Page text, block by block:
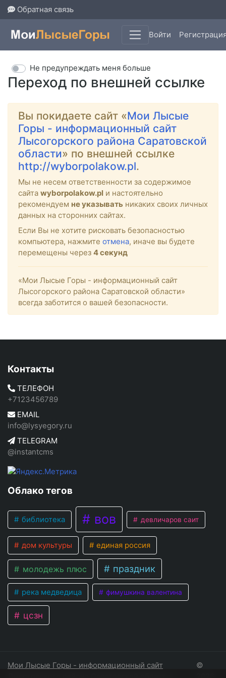
Обратная связь
Войти
Переход по внешней ссылке
Не предупреждать меня больше
Вы покидаете сайт «Мои Лысые
Горы - информационный сайт
Лысогорского района Саратовской
области» по внешней ссылке
http://wyborpolakow.pl.
Мы не несем ответственности за содержимое
сайта wyborpolakow.pl и настоятельно
рекомендуем не указывать никаких своих личных
данных на сторонних сайтах.
Если Вы не хотите рисковать безопасностью
компьютера, нажмите отмена, иначе вы будете
перемещены через 4секунд
«Мои Лысые Горы - информационный сайт
Лысогорского района Саратовской области»
всегда заботится о вашей безопасности.
Контакты
ТЕЛЕФОН
+7123456789
EMAIL
info@lysyegory.ru
TELEGRAM
@instantcms
Облако тегов
библиотека вов девличаров саит
дом культуры единая россия
молодежь плюс праздник
река медведица фимушкина валентина
цсзн
Мои Лысые Горы - информационный сайт
©